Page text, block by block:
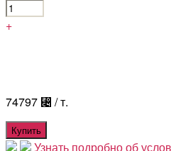
+
74797 ⃄ / т.
Купить
Узнать подробно об